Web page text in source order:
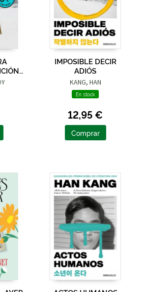
IMPOSIBLE DECIR
ADIÓS
KANG, HAN
En stock
12,95 €
Comprar